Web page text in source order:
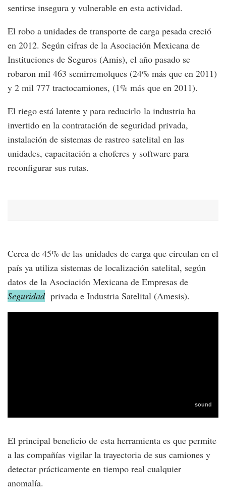
sentirse insegura y vulnerable en esta actividad.
El robo a unidades de transporte de carga pesada creció
en 2012. Según cifras de la Asociación Mexicana de
Instituciones de Seguros (Amis), el año pasado se
robaron mil 463 semirremolques (24% más que en 2011)
y 2 mil 777 tractocamiones, (1% más que en 2011).
El riego está latente y para reducirlo la industria ha
invertido en la contratación de seguridad privada,
instalación de sistemas de rastreo satelital en las
unidades, capacitación a choferes y software para
reconfigurar sus rutas.
Cerca de 45% de las unidades de carga que circulan en el
país ya utiliza sistemas de localización satelital, según
datos de la Asociación Mexicana de Empresas de
Seguridad privada e Industria Satelital (Amesis).
El principal beneficio de esta herramienta es que permite
a las compañías vigilar la trayectoria de sus camiones y
detectar prácticamente en tiempo real cualquier
anomalía.